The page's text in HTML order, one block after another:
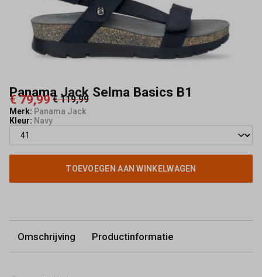
Panama Jack Selma Basics B1
€ 79,99 € 119,99
Merk: Panama Jack
Kleur: Navy
TOEVOEGEN AAN WINKELWAGEN
Omschrijving Productinformatie